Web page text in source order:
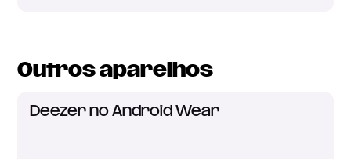
Outros aparelhos
Deezer no Android Wear